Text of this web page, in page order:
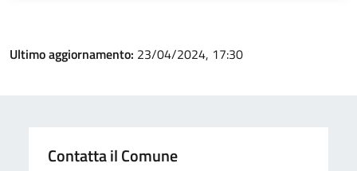
Ultimo aggiornamento: 23/04/2024, 17:30
Contatta il Comune